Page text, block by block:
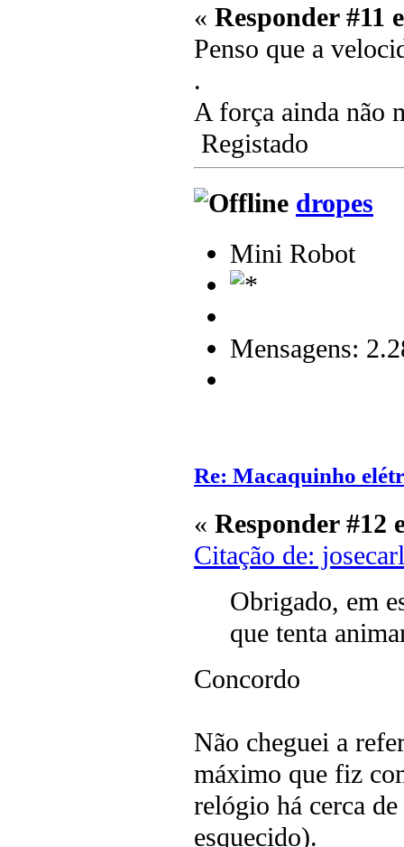
« Responder #11
Penso que a
.
A força ainda não
Registado
dropes
Mini Robot
Mensagens:
Re: Macaquinho
« Responder #12
Citação de:
Obrigado, em
que tenta
Concordo
Não cheguei a
máximo que fiz
relógio há cerca
esquecido).